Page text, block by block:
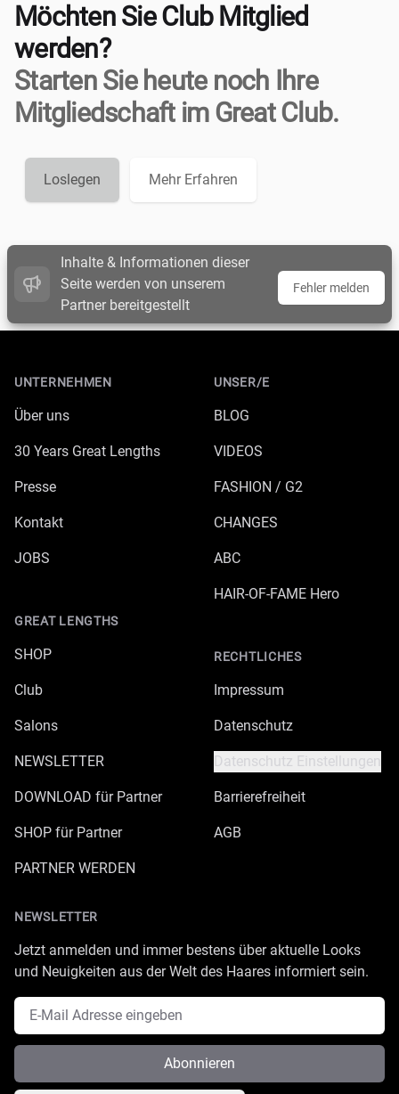
Möchten Sie Club Mitglied
werden?
Starten Sie heute noch Ihre
Mitgliedschaft im Great Club.
Loslegen Mehr Erfahren
Inhalte & Informationen dieser
Seite werden von unserem
Partner bereitgestellt
Fehler melden
UNTERNEHMEN
Über uns
30 Years Great Lengths
Presse
Kontakt
JOBS
GREAT LENGTHS
SHOP
Club
Salons
NEWSLETTER
DOWNLOAD für Partner
SHOP für Partner
PARTNER WERDEN
UNSER/E
BLOG
VIDEOS
FASHION / G2
CHANGES
ABC
HAIR-OF-FAME Hero
RECHTLICHES
Impressum
Datenschutz
Datenschutz Einstellungen
Barrierefreiheit
AGB
NEWSLETTER
Jetzt anmelden und immer bestens über aktuelle Looks
und Neuigkeiten aus der Welt des Haares informiert sein.
E-Mail Adresse
Abonnieren